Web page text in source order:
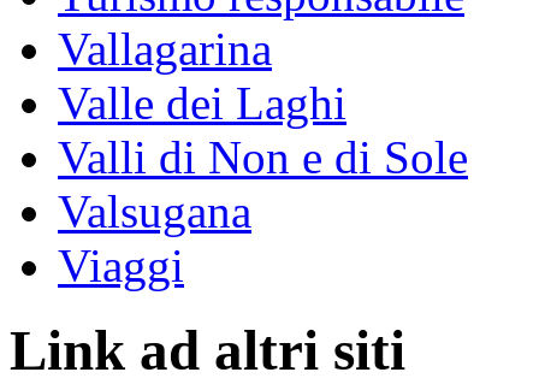
Vallagarina
Valle dei Laghi
Valli di Non e di Sole
Valsugana
Viaggi
Link ad altri siti